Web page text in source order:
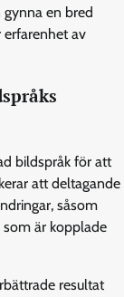
gynna en bred
erfarenhet av
bildspråk för att
att deltagande
såsom
som är kopplade
resultat